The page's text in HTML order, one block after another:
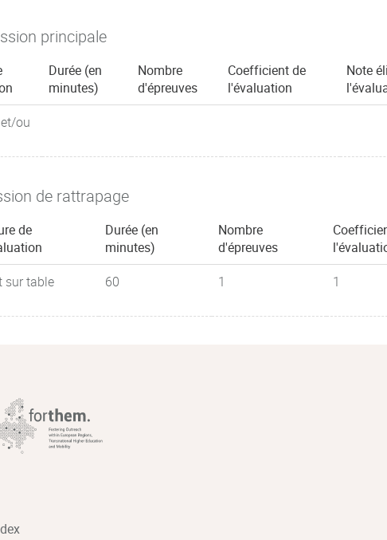
principale
Durée (en
minutes)
Nombre
d'épreuves
Coefficient de
l'évaluation
Note
ou
de rattrapage
de
Durée (en
minutes)
Nombre
d'épreuves
sur table 60 1 1